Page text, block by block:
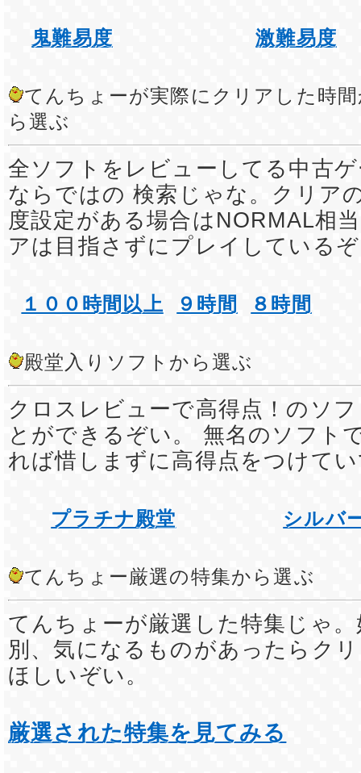
鬼難易度 激難易度
てんちょーが実際にクリアした時
ら選ぶ
全ソフトをレビューしてる中古
ならではの 検索じゃな。クリア
度設定がある場合はNORMAL相
アは目指さずにプレイしている
１００時間以上 ９時間 ８時間
殿堂入りソフトから選ぶ
クロスレビューで高得点！のソ
とができるぞい。 無名のソフト
れば惜しまずに高得点をつけて
プラチナ殿堂 シルバ
てんちょー厳選の特集から選ぶ
てんちょーが厳選した特集じゃ
別、気になるものがあったらク
ほしいぞい。
厳選された特集を見てみる